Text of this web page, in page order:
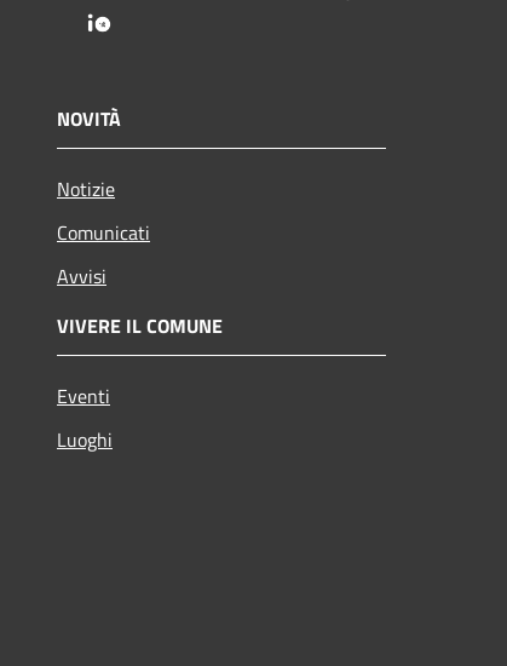
NOVITÀ
Notizie
Comunicati
Avvisi
VIVERE IL COMUNE
Eventi
Luoghi